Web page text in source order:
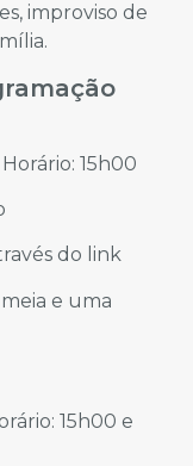
improviso de
15h00
do link
e uma
15h00 e